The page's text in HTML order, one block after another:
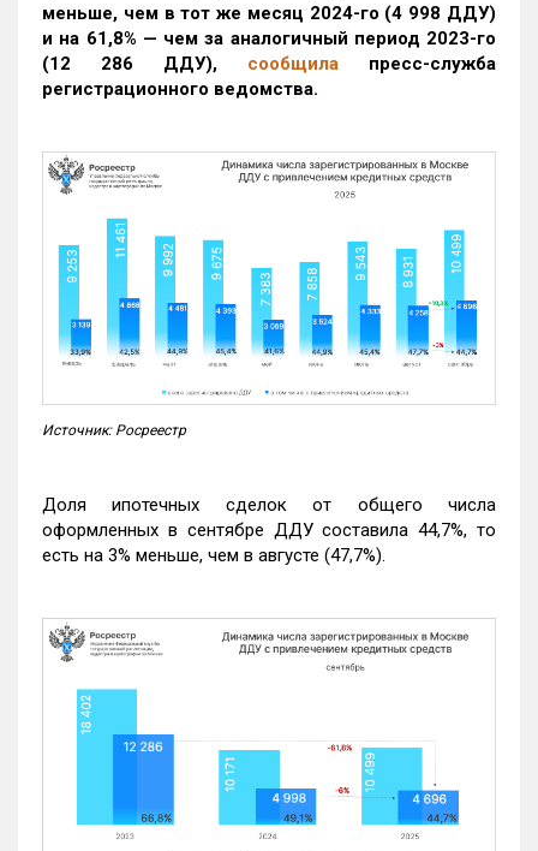
меньше, чем в тот же месяц 2024-го (4 998 ДДУ)
и на 61,8% — чем за аналогичный период 2023-го
(12 286 ДДУ), сообщила пресс-служба
регистрационного ведомства.
Источник: Росреестр
Доля ипотечных сделок от общего числа
оформленных в сентябре ДДУ составила 44,7%, то
есть на 3% меньше, чем в августе (47,7%).